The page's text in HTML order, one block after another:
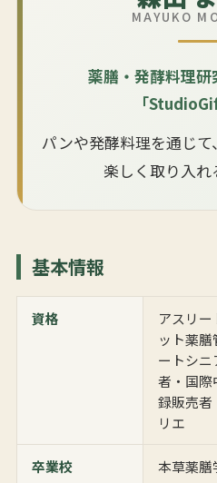
MAYUKO
薬膳・発酵料理
「
パンや発酵料理を通じ
楽しく取り入
基本情報
資格
アスリ
ット薬
ートシ
者・国際
録販売者
リエ
卒業校 本草薬膳